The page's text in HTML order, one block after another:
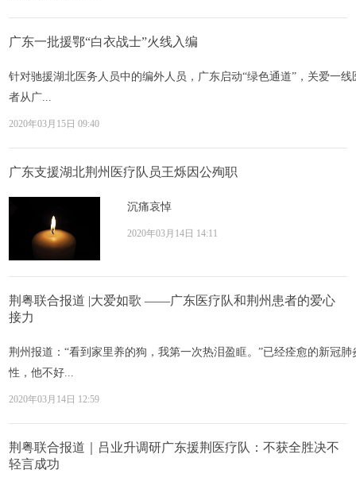
广东一批援鄂“白衣战士”火线入编
针对驰援湖北医务人员中的编外人员，广东启动“绿色通道”，关爱一
者从广...
2020年03月15日 09:40
广东支援湖北荆州医疗队员王烁因公殉职
沉痛哀悼
2020年03月14日 14:11
荆粤联合报道 |大爱如歌 ——广东医疗队和荆州患者的爱心
接力
荆州报道：“看到家里养的狗，我第一次热泪盈眶。”已经痊愈的新冠
性，他不好...
2020年03月14日 12:59
荆粤联合报道｜吕业升调研广东援荆医疗队：不获全胜决不
轻言成功